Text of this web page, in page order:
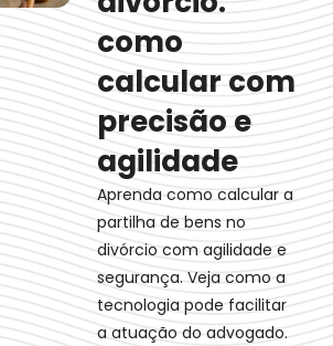
como
calcular com
precisão e
agilidade
Aprenda como calcular a
partilha de bens no
divórcio com agilidade e
segurança. Veja como a
tecnologia pode facilitar
a atuação do advogado.